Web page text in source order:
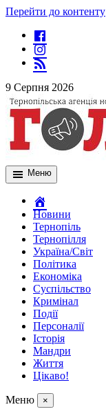
Перейти до контенту
9 Серпня 2026
Меню
Новини
Тернопіль
Тернопілля
Україна/Світ
Політика
Економіка
Суспільство
Кримінал
Події
Персоналії
Історія
Мандри
Життя
Цікаво!
Меню ×